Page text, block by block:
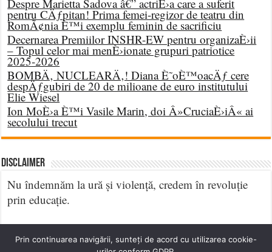
Despre Marietta Sadova â€” actriÈ›a care a suferit
pentru CÄƒpitan! Prima femei-regizor de teatru din
RomÃ¢nia È™i exemplu feminin de sacrificiu
Decernarea Premiilor INSHR-EW pentru organizaÈ›ii
– Topul celor mai menÈ›ionate grupuri patriotice
2025-2026
BOMBÄ‚ NUCLEARÄ‚! Diana È˜oÈ™oacÄƒ cere
despÄƒgubiri de 20 de milioane de euro institutului
Elie Wiesel
Ion MoÈ›a È™i Vasile Marin, doi Â»CruciaÈ›iÂ« ai
secolului trecut
DISCLAIMER
Nu îndemnăm la ură și violență, credem în revoluție
prin educație.
Prin continuarea navigării, sunteți de acord cu utilizarea cookie-